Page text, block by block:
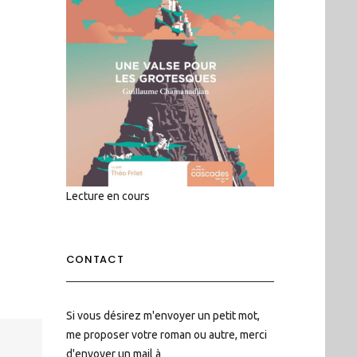
Lecture en cours
CONTACT
Si vous désirez m'envoyer un petit mot,
me proposer votre roman ou autre, merci
d'envoyer un mail à